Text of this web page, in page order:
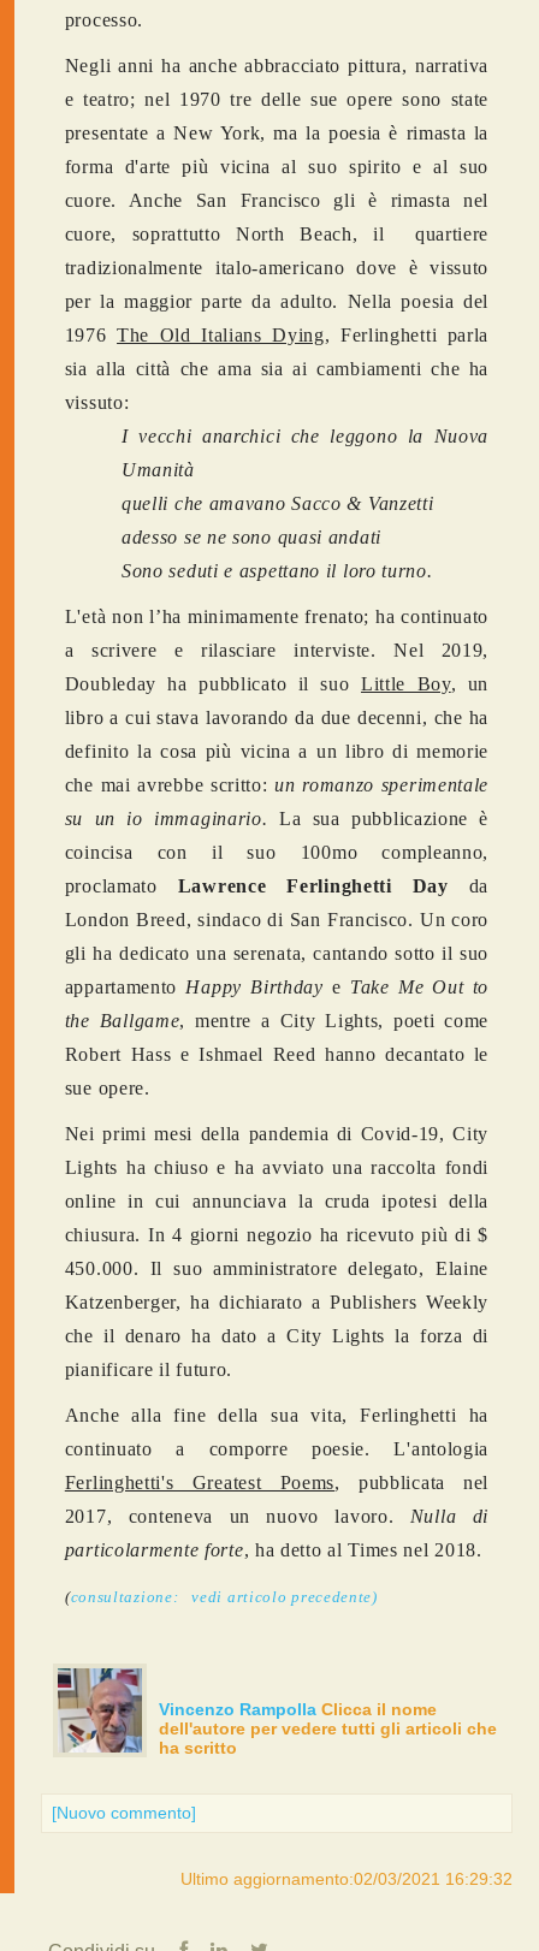
processo.
Negli anni ha anche abbracciato pittura, narrativa
e teatro; nel 1970 tre delle sue opere sono state
presentate a New York, ma la poesia è rimasta la
forma d'arte più vicina al suo spirito e al suo
cuore. Anche San Francisco gli è rimasta nel
cuore, soprattutto North Beach, il quartiere
tradizionalmente italo-americano dove è vissuto
per la maggior parte da adulto. Nella poesia del
1976The Old Italians Dying, Ferlinghetti parla
sia alla città che ama sia ai cambiamenti che ha
vissuto:
I vecchi anarchici che leggono la Nuova
Umanità
quelli che amavano Sacco & Vanzetti
adesso se ne sono quasi andati
Sono seduti e aspettano il loro turno.
L'età non l’ha minimamente frenato; ha continuato
a scrivere e rilasciare interviste. Nel 2019,
Doubleday ha pubblicato il suo Little Boy, un
libro a cui stava lavorando da due decenni, che ha
definito la cosa più vicina a un libro di memorie
che mai avrebbe scritto:un romanzo sperimentale
su un io immaginario. La sua pubblicazione è
coincisa con il suo 100mo compleanno,
proclamato Lawrence Ferlinghetti Day da
London Breed, sindaco di San Francisco. Un coro
gli ha dedicato una serenata, cantando sotto il suo
appartamento Happy Birthday e Take Me Out to
the Ballgame, mentre a City Lights, poeti come
Robert Hass e Ishmael Reed hanno decantato le
sue opere.
Nei primi mesi della pandemia di Covid-19, City
Lights ha chiuso e ha avviato una raccolta fondi
online in cui annunciava la cruda ipotesi della
chiusura. In 4 giorni negozio ha ricevuto più di $
450.000. Il suo amministratore delegato, Elaine
Katzenberger, ha dichiarato a Publishers Weekly
che il denaro ha dato a City Lights la forza di
pianificare il futuro.
Anche alla fine della sua vita, Ferlinghetti ha
continuato a comporre poesie. L'antologia
Ferlinghetti's Greatest Poems, pubblicata nel
2017, conteneva un nuovo lavoro. Nulla di
particolarmente forte, ha detto al Times nel 2018.
(consultazione: vedi articolo precedente)
Vincenzo Rampolla Clicca il nome
dell'autore per vedere tutti gli articoli che
ha scritto
[Nuovo commento]
Ultimo aggiornamento:02/03/2021 16:29:32